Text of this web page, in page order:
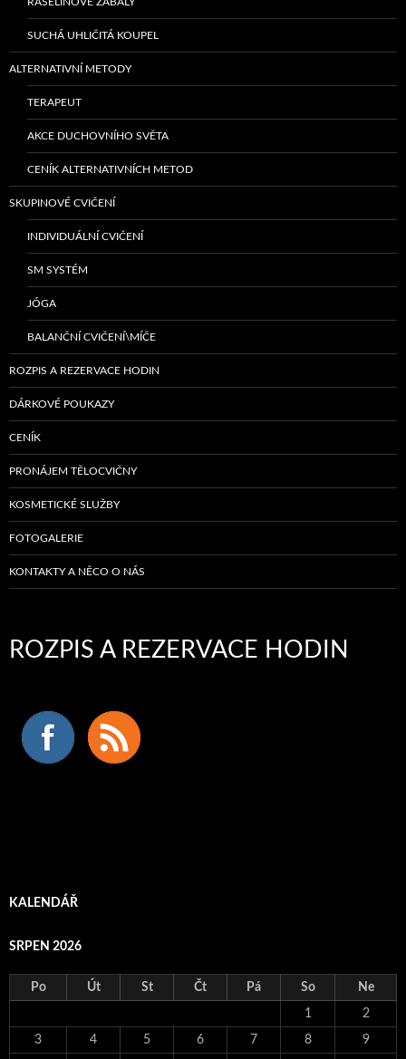
RAŠELINOVÉ ZÁBALY
SUCHÁ UHLIČITÁ KOUPEL
ALTERNATIVNÍ METODY
TERAPEUT
AKCE DUCHOVNÍHO SVĚTA
CENÍK ALTERNATIVNÍCH METOD
SKUPINOVÉ CVIČENÍ
INDIVIDUÁLNÍ CVIČENÍ
SM SYSTÉM
JÓGA
BALANČNÍ CVIČENÍ\MÍČE
ROZPIS A REZERVACE HODIN
DÁRKOVÉ POUKAZY
CENÍK
PRONÁJEM TĚLOCVIČNY
KOSMETICKÉ SLUŽBY
FOTOGALERIE
KONTAKTY A NĚCO O NÁS
ROZPIS A REZERVACE HODIN
KALENDÁŘ
SRPEN 2026
Po Út St Čt Pá So Ne
1 2
3 4 5 6 7 8 9